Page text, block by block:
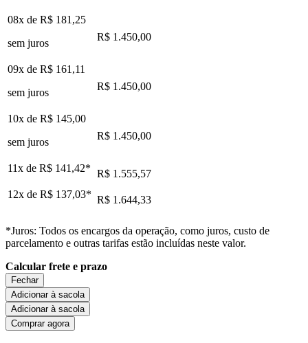
08x de R$ 181,25
sem juros
R$ 1.450,00
09x de R$ 161,11
sem juros
R$ 1.450,00
10x de R$ 145,00
sem juros
R$ 1.450,00
11x de R$ 141,42* R$ 1.555,57
12x de R$ 137,03* R$ 1.644,33
*Juros: Todos os encargos da operação, como juros, custo de
parcelamento e outras tarifas estão incluídas neste valor.
Calcular frete e prazo
Fechar
Adicionar à sacola
Adicionar à sacola
Comprar agora